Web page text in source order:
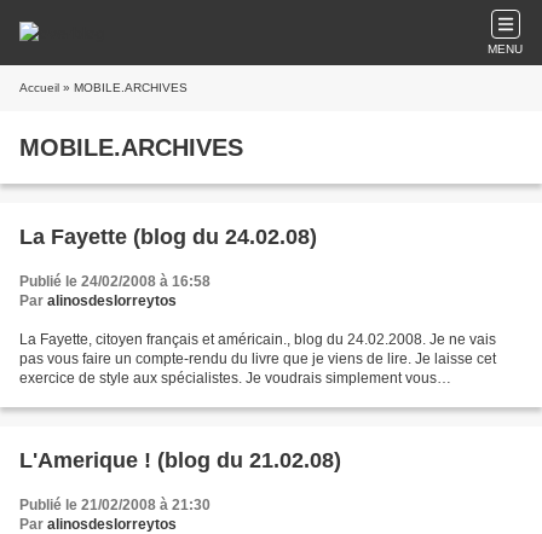
MENU
Accueil » MOBILE.ARCHIVES
MOBILE.ARCHIVES
La Fayette (blog du 24.02.08)
Publié le 24/02/2008 à 16:58
Par alinosdeslorreytos
La Fayette, citoyen français et américain., blog du 24.02.2008. Je ne vais
pas vous faire un compte-rendu du livre que je viens de lire. Je laisse cet
exercice de style aux spécialistes. Je voudrais simplement vous
L'Amerique ! (blog du 21.02.08)
Publié le 21/02/2008 à 21:30
Par alinosdeslorreytos